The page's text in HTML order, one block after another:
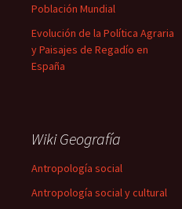
Población Mundial
Evolución de la Política Agraria
y Paisajes de Regadío en
España
Wiki Geografía
Antropología social
Antropología social y cultural